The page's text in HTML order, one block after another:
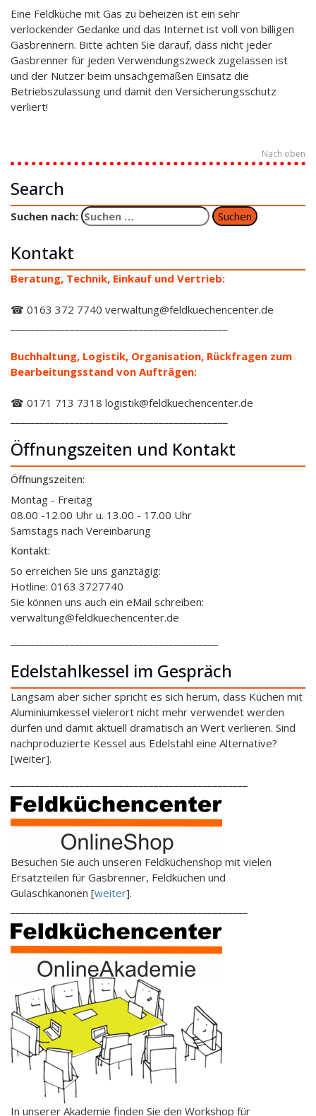
Eine Feldküche mit Gas zu beheizen ist ein sehr
verlockender Gedanke und das Internet ist voll von billigen
Gasbrennern. Bitte achten Sie darauf, dass nicht jeder
Gasbrenner für jeden Verwendungszweck zugelassen ist
und der Nutzer beim unsachgemäßen Einsatz die
Betriebszulassung und damit den Versicherungsschutz
verliert!
Nach oben
Search
Suchen nach:
Kontakt
Beratung, Technik, Einkauf und Vertrieb:
☎ 0163 372 7740 verwaltung@feldkuechencenter.de
Buchhaltung, Logistik, Organisation, Rückfragen zum
Bearbeitungsstand von Aufträgen:
☎ 0171 713 7318 logistik@feldkuechencenter.de
Öffnungszeiten und Kontakt
Öffnungszeiten:
Montag - Freitag
08.00 -12.00 Uhr u. 13.00 - 17.00 Uhr
Samstags nach Vereinbarung
Kontakt:
So erreichen Sie uns ganztägig:
Hotline: 0163 3727740
Sie können uns auch ein eMail schreiben:
verwaltung@feldkuechencenter.de
Edelstahlkessel im Gespräch
Langsam aber sicher spricht es sich herum, dass Küchen mit
Aluminiumkessel vielerort nicht mehr verwendet werden
dürfen und damit aktuell dramatisch an Wert verlieren. Sind
nachproduzierte Kessel aus Edelstahl eine Alternative?
[weiter].
Besuchen Sie auch unseren Feldküchenshop mit vielen
Ersatzteilen für Gasbrenner, Feldküchen und
Gulaschkanonen [weiter].
In unserer Akademie finden Sie den Workshop für